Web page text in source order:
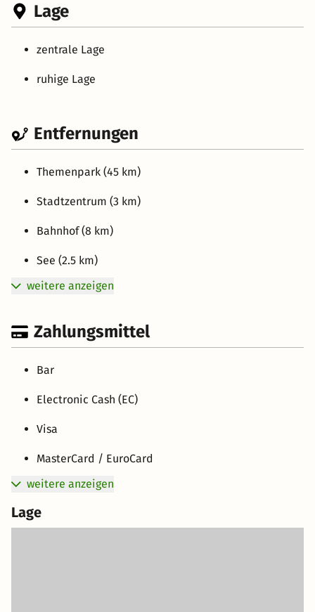
Lage
zentrale Lage
ruhige Lage
Entfernungen
Themenpark (45 km)
Stadtzentrum (3 km)
Bahnhof (8 km)
See (2.5 km)
weitere anzeigen
Zahlungsmittel
Bar
Electronic Cash (EC)
Visa
MasterCard / EuroCard
weitere anzeigen
Lage